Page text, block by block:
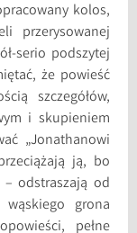
kolos,
przerysowanej
serio podszytej
że powieść
szczegółów,
i skupieniem
„Jonathanowi
ją, bo
– odstraszają od
wąskiego grona
pełne